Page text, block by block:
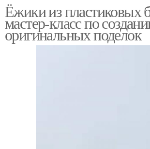
Бутылки кроме ёжиков
Ёжики из пластиковых
мастер-класс по
оригинальных поделок